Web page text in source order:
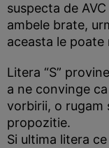
suspecta de
ambele brate,
aceasta le poate
Litera “S”
a ne convinge
vorbirii, o rugam
propozitie.
Si ultima litera